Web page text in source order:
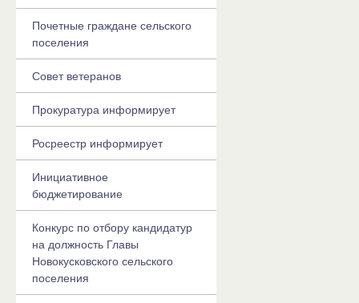
Почетные граждане сельского
поселения
Совет ветеранов
Прокуратура информирует
Росреестр информирует
Инициативное
бюджетирование
Конкурс по отбору кандидатур
на должность Главы
Новокусковского сельского
поселения